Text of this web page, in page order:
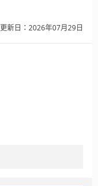
更新日：2026年07月29日